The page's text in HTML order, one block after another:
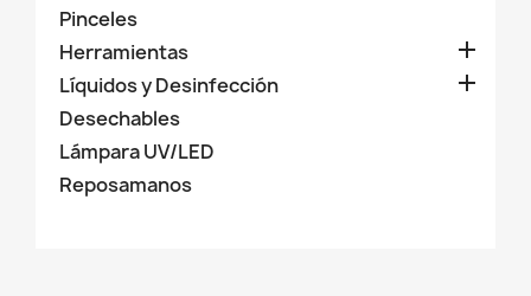
Pinceles
Herramientas

Líquidos y Desinfección 
Desechables
Lámpara UV/LED
Reposamanos